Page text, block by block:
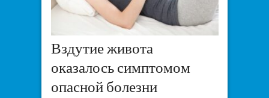
Вздутие живота
оказалось симптомом
опасной болезни